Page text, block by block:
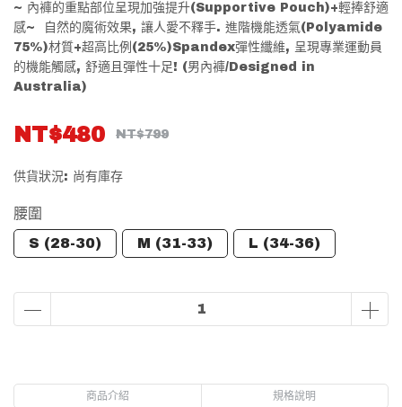
~ 內褲的重點部位呈現加強提升(Supportive Pouch)+輕捧舒適
感~ 自然的魔術效果, 讓人愛不釋手. 進階機能透氣(Polyamide
75%)材質+超高比例(25%)Spandex彈性纖維, 呈現專業運動員
的機能觸感, 舒適且彈性十足! (男內褲/Designed in
Australia)
NT$480 NT$799
供貨狀況: 尚有庫存
腰圍
S (28-30)
M (31-33) L (34-36)
商品介紹 規格說明